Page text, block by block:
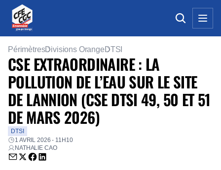
PérimètresDivisions Orange DTSI
CSE EXTRAORDINAIRE : LA
POLLUTION DE L’EAU SUR LE SITE
DE LANNION (CSE DTSI 49, 50 ET 51
DE MARS 2026)
DTSI
1 AVRIL 2026 - 11H10
NATHALIE CAO
Envoyer par email (nouvelle fenêtre)
Partager sur Twitter (nouvelle fenêtre)
Partager sur Facebook (nouvelle fenêtre)
Partager sur LinkedIn (nouvelle fenêtre)